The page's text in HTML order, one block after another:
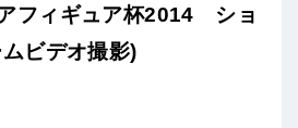
フィギュア杯2014 ショ
ビデオ撮影)